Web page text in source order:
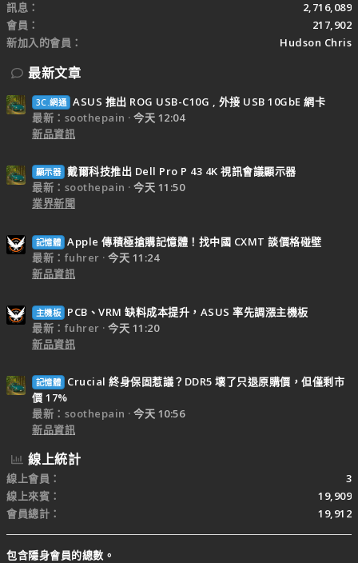
訊息
2,716,089
會員
217,902
新加入的會員
Hudson Chris
最新文章
3C.網通 ASUS 推出 ROG USB-C10G , 外接 USB 10GbE 網卡
最新：soothepain
今天 12:04
新品資訊
顯示器 戴爾科技推出 Dell Pro P 43 4K 視訊會議顯示器
最新：soothepain
今天 11:50
業界新聞
記憶體 Apple 傳積極搶購記憶體！找中國 CXMT 談價格碰壁
最新：fuhrer
今天 11:24
新品資訊
主機板
PCB、VRM 缺料成本提升，ASUS 率先調漲主機板
最新：fuhrer
今天 11:20
新品資訊
記憶體
Crucial 終身保固惹議？DDR5 壞了只退原購價，但僅剩市
價 17%
最新：soothepain
今天 10:56
新品資訊
線上統計
線上會員
3
線上來賓
19,909
會員總計
19,912
包含隱身會員的總數。